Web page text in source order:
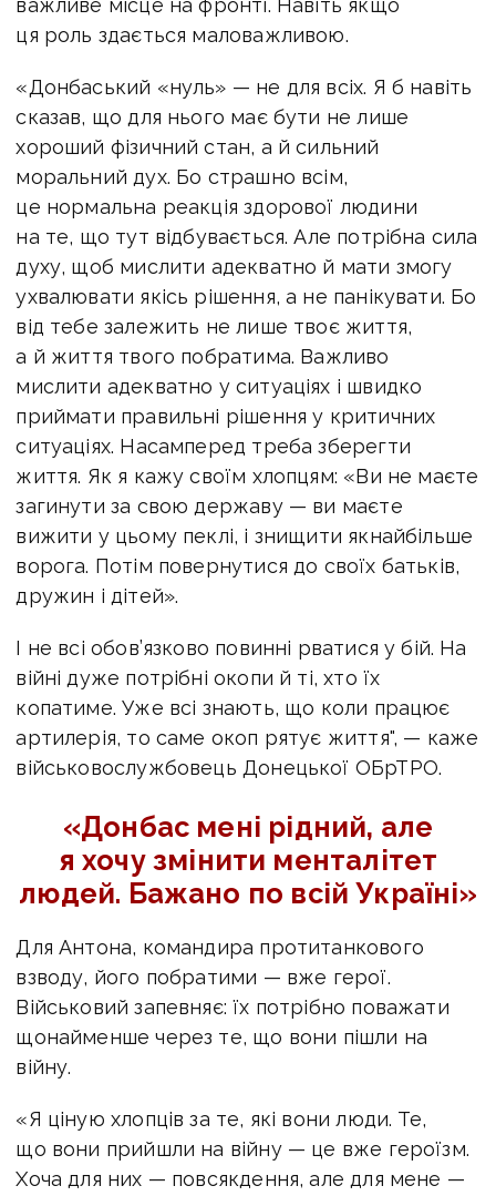
важливе місце на фронті. Навіть якщо
ця роль здається маловажливою.
«Донбаський «нуль» — не для всіх. Я б навіть
сказав, що для нього має бути не лише
хороший фізичний стан, а й сильний
моральний дух. Бо страшно всім,
це нормальна реакція здорової людини
на те, що тут відбувається. Але потрібна сила
духу, щоб мислити адекватно й мати змогу
ухвалювати якісь рішення, а не панікувати. Бо
від тебе залежить не лише твоє життя,
а й життя твого побратима. Важливо
мислити адекватно у ситуаціях і швидко
приймати правильні рішення у критичних
ситуаціях. Насамперед треба зберегти
життя. Як я кажу своїм хлопцям: «Ви не маєте
загинути за свою державу — ви маєте
вижити у цьому пеклі, і знищити якнайбільше
ворога. Потім повернутися до своїх батьків,
дружин і дітей».
І не всі обов’язково повинні рватися у бій. На
війні дуже потрібні окопи й ті, хто їх
копатиме. Уже всі знають, що коли працює
артилерія, то саме окоп рятує життя", — каже
військовослужбовець Донецької ОБрТРО.
«Донбас мені рідний, але
я хочу змінити менталітет
людей. Бажано по всій Україні»
Для Антона, командира протитанкового
взводу, його побратими — вже герої.
Військовий запевняє: їх потрібно поважати
щонайменше через те, що вони пішли на
війну.
«Я ціную хлопців за те, які вони люди. Те,
що вони прийшли на війну — це вже героїзм.
Хоча для них — повсякдення, але для мене —